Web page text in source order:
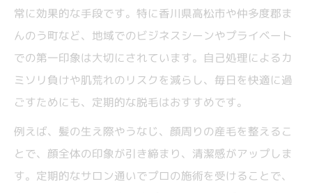
脱毛で自己処理より安全なケアを実現する
毎日のヒゲ剃り負担を脱毛で軽減するメリ
ット
まんのう町で始める快適な脱毛体験のコツ
快適に脱毛を始めるための事前準備ポイン
ト
まんのう町で脱毛体験を快適にするコツ
脱毛前後のケアが快適度に与える影響とは
常に効果的な手段です。特に香川県高松市や仲多度郡ま
んのう町など、地域でのビジネスシーンやプライベート
での第一印象は大切にされています。自己処理によるカ
ミソリ負けや肌荒れのリスクを減らし、毎日を快適に過
ごすためにも、定期的な脱毛はおすすめです。
例えば、髪の生え際やうなじ、顔周りの産毛を整えるこ
とで、顔全体の印象が引き締まり、清潔感がアップしま
す。定期的なサロン通いでプロの施術を受けることで、